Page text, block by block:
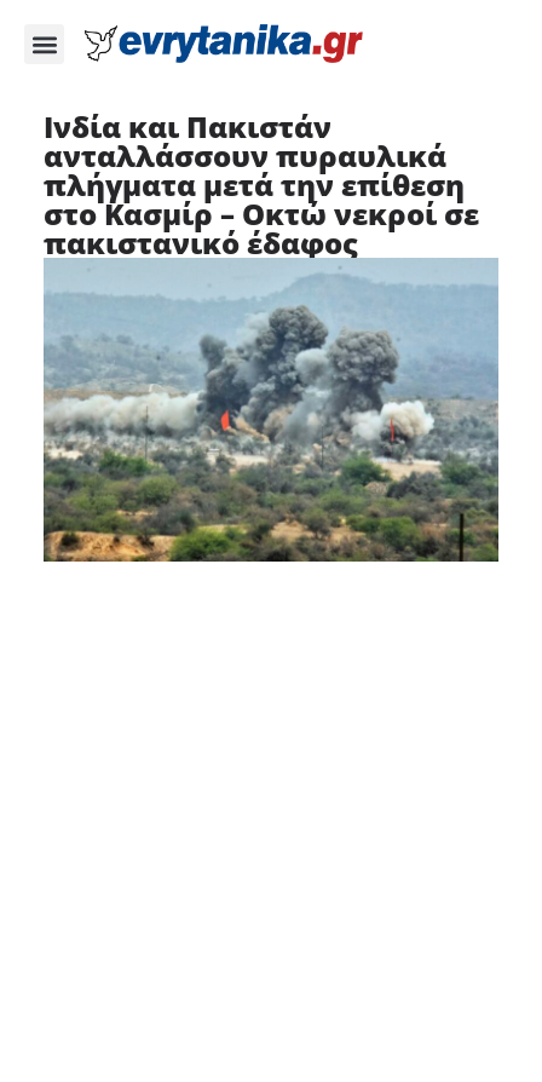
Ινδία και Πακιστάν
ανταλλάσσουν πυραυλικά
πλήγματα μετά την επίθεση
στο Κασμίρ – Οκτώ νεκροί σε
πακιστανικό έδαφος